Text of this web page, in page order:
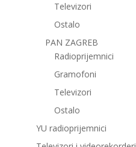
Televizori
Ostalo
PAN ZAGREB
Radioprijemnici
Gramofoni
Televizori
Ostalo
YU radioprijemnici